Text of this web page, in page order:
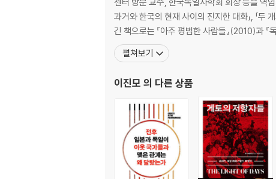
과거와 한국의 현재 사이의 진지한 대화」, 「
긴 책으로는 『아주 평범한 사람들』(2010)과 『
펼쳐보기
이진모 의 다른 상품